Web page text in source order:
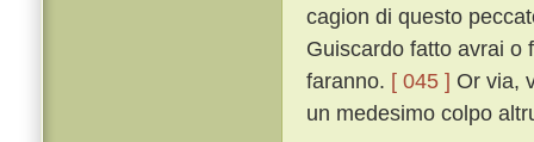
cagion di questo
Guiscardo fatto avrai o
faranno. [ 045 ] Or via,
un medesimo colpo